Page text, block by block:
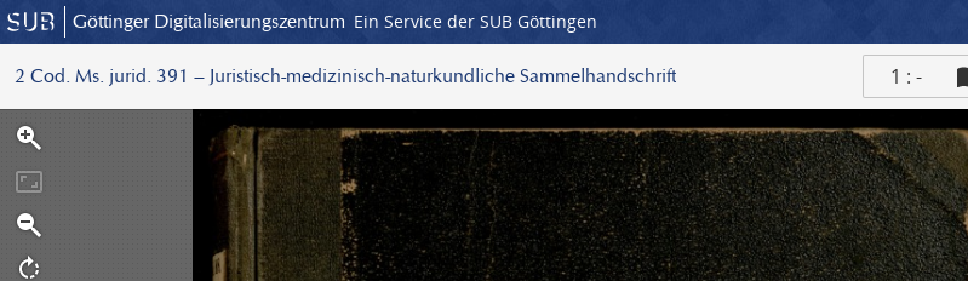
Göttinger Digitalisierungszentrum Ein Service der SUB Göttingen
2 Cod. Ms. jurid. 391 – Juristisch-medizinisch-naturkundliche Sammelhandschrift 1 : -